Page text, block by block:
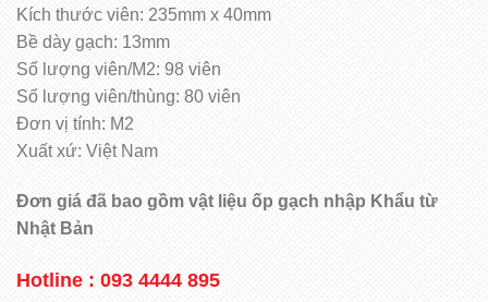
Kích thước viên: 235mm x 40mm
Bề dày gạch: 13mm
Số lượng viên/M2: 98 viên
Số lượng viên/thùng: 80 viên
Đơn vị tính: M2
Xuất xứ: Việt Nam
Đơn giá đã bao gồm vật liệu ốp gạch nhập Khẩu từ
Nhật Bản
Hotline : 093 4444 895